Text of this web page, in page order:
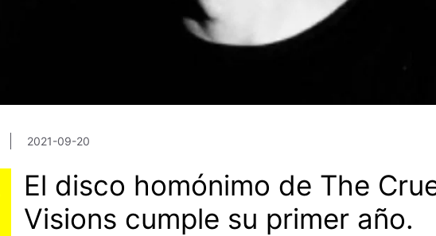
2021-09-20
El disco homónimo de The
Visions cumple su primer año.